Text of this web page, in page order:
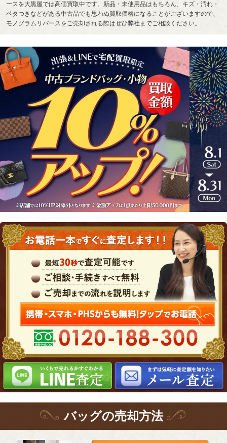
ースを大黒屋では高価買取中です。新品・未使用品はもちろん、キズ・汚れ・
ベタつきなどがある中古品でも思わぬ買取価格になることがございますので、
モノグラムリバースをご売却される際はぜひ弊社までご相談ください。
バッグの売却方法